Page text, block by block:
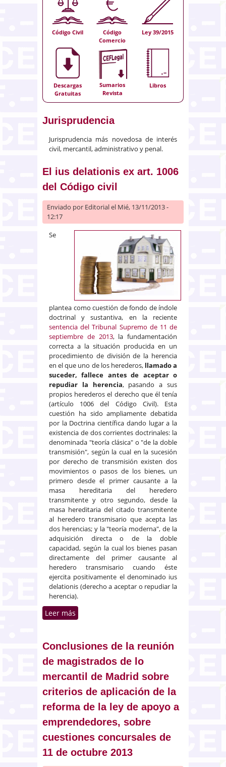
Código Civil
Código
Comercio
Ley 39/2015
Descargas
Gratuitas
Sumarios
Revista
Libros
Jurisprudencia
Jurisprudencia más novedosa de interés
civil, mercantil, administrativo y penal.
El ius delationis ex art. 1006
del Código civil
Enviado por Editorialel Mié, 13/11/2013 -
12:17
Se
plantea como cuestión de fondo de índole
doctrinal y sustantiva, en la reciente
sentencia del Tribunal Supremo de 11 de
septiembre de 2013, la fundamentación
correcta a la situación producida en un
procedimiento de división de la herencia
en el que uno de los herederos, llamado a
suceder, fallece antes de aceptar o
repudiar la herencia, pasando a sus
propios herederos el derecho que él tenía
(artículo 1006 del Código Civil). Esta
cuestión ha sido ampliamente debatida
por la Doctrina científica dando lugar a la
existencia de dos corrientes doctrinales: la
denominada "teoría clásica" o "de la doble
transmisión", según la cual en la sucesión
por derecho de transmisión existen dos
movimientos o pasos de los bienes, un
primero desde el primer causante a la
masa hereditaria del heredero
transmitente y otro segundo, desde la
masa hereditaria del citado transmitente
al heredero transmisario que acepta las
dos herencias; y la "teoría moderna", de la
adquisición directa o de la doble
capacidad, según la cual los bienes pasan
directamente del primer causante al
heredero transmisario cuando éste
ejercita positivamente el denominado ius
delationis (derecho a aceptar o repudiar la
herencia).
Leer más
Conclusiones de la reunión
de magistrados de lo
mercantil de Madrid sobre
criterios de aplicación de la
reforma de la ley de apoyo a
emprendedores, sobre
cuestiones concursales de
11 de octubre 2013